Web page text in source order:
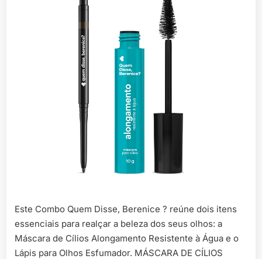
Este Combo Quem Disse, Berenice ? reúne dois itens
essenciais para realçar a beleza dos seus olhos: a
Máscara de Cílios Alongamento Resistente à Água e o
Lápis para Olhos Esfumador. MÁSCARA DE CÍLIOS